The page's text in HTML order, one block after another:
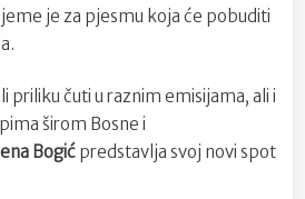
Magdalene
je za pjesmu koja će pobuditi
priliku čuti u raznim emisijama, ali i
širom Bosne i
Bogić predstavlja svoj novi spot